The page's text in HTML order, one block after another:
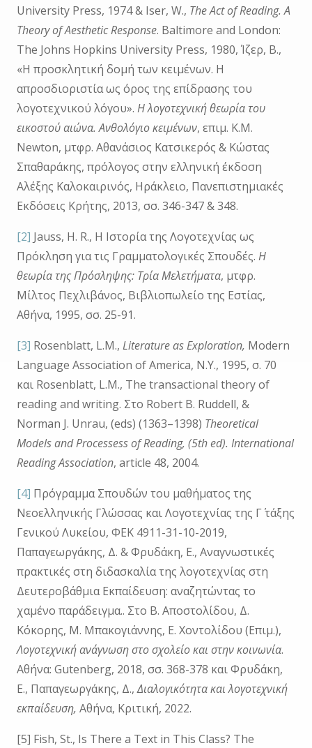
University Press, 1974 & Iser, W., The Act of Reading. A
Theory of Aesthetic Response. Baltimore and London:
The Johns Hopkins University Press, 1980, Ίζερ, Β.,
«Η προσκλητική δομή των κειμένων. Η
απροσδιοριστία ως όρος της επίδρασης του
λογοτεχνικού λόγου». Η λογοτεχνική θεωρία του
εικοστού αιώνα. Ανθολόγιο κειμένων, επιμ. K.M.
Newton, μτφρ. Αθανάσιος Κατσικερός & Κώστας
Σπαθαράκης, πρόλογος στην ελληνική έκδοση
Αλέξης Καλοκαιρινός, Ηράκλειο, Πανεπιστημιακές
Εκδόσεις Κρήτης, 2013, σσ. 346-347 & 348.
[2] Jauss, H. R., Η Ιστορία της Λογοτεχνίας ως
Πρόκληση για τις Γραμματολογικές Σπουδές. Η
θεωρία της Πρόσληψης: Τρία Μελετήματα, μτφρ.
Μίλτος Πεχλιβάνος, Βιβλιοπωλείο της Εστίας,
Αθήνα, 1995, σσ. 25-91.
[3] Rosenblatt, L.M., Literature as Exploration, Modern
Language Association of America, N.Y., 1995, σ. 70
και Rosenblatt, L.M., The transactional theory of
reading and writing. Στο Robert B. Ruddell, &
Norman J. Unrau, (eds) (1363–1398) Theoretical
Models and Processess of Reading, (5th ed). International
ReadingAssociation, article 48, 2004.
[4] Πρόγραμμα Σπουδών του μαθήματος της
Νεοελληνικής Γλώσσας και Λογοτεχνίας της Γ΄ τάξης
Γενικού Λυκείου, ΦΕΚ 4911-31-10-2019,
Παπαγεωργάκης, Δ. & Φρυδάκη, Ε., Αναγνωστικές
πρακτικές στη διδασκαλία της λογοτεχνίας στη
Δευτεροβάθμια Εκπαίδευση: αναζητώντας το
χαμένο παράδειγμα.. Στο Β. Αποστολίδου, Δ.
Κόκορης, Μ. Μπακογιάννης, Ε. Χοντολίδου (Επιμ.),
Λογοτεχνική ανάγνωση στο σχολείο και στην κοινωνία.
Αθήνα: Gutenberg, 2018, σσ. 368-378 και Φρυδάκη,
Ε., Παπαγεωργάκης, Δ.,Διαλογικότητα και λογοτεχνική
εκπαίδευση, Αθήνα, Κριτική, 2022.
[5] Fish, St., Is There a Text in This Class? The